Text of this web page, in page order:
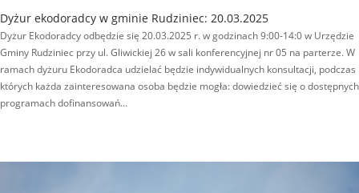
Dyżur ekodoradcy w gminie Rudziniec: 20.03.2025
Dyżur Ekodoradcy odbędzie się 20.03.2025 r. w godzinach 9:00-14:0 w Urzędzie
Gminy Rudziniec przy ul. Gliwickiej 26 w sali konferencyjnej nr 05 na parterze. W
ramach dyżuru Ekodoradca udzielać będzie indywidualnych konsultacji, podczas
których każda zainteresowana osoba będzie mogła: dowiedzieć się o dostępnych
programach dofinansowań…